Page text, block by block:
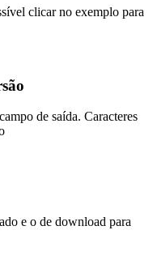
clicar no exemplo para
de saída. Caracteres
e o de download para